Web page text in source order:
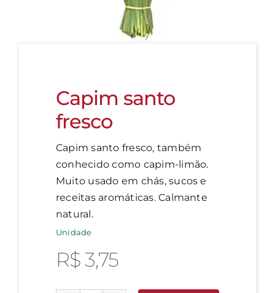
Capim santo
fresco
Capim santo fresco, também
conhecido como capim-limão.
Muito usado em chás, sucos e
receitas aromáticas. Calmante
natural.
Unidade
R$3,75